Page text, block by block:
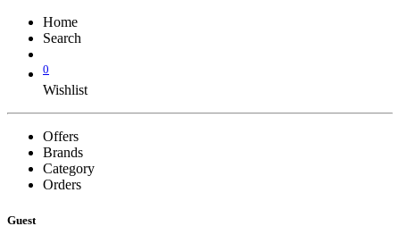
Home
Search
0
Wishlist
Offers
Brands
Category
Orders
Guest